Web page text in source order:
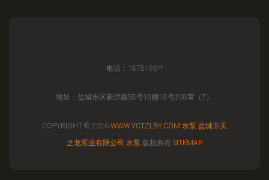
电话：1875195**
地址：盐城市区新洋路58号18幢18号208室（7）
COPYRIGHT © 2026 WWW.YCTZLBY.COM 水泵 盐城市天
之龙泵业有限公司 水泵 版权所有 SITEMAP